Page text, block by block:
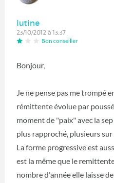
lutine
23/10/2012 à 13:37
Bon conseiller
Bonjour,
Je ne pense pas me trompé
rémittente évolue par
moment de "paix" avec la
plus rapproché, plusieurs sur
La forme progressive est
est la même que le
nombre d'année elle laisse